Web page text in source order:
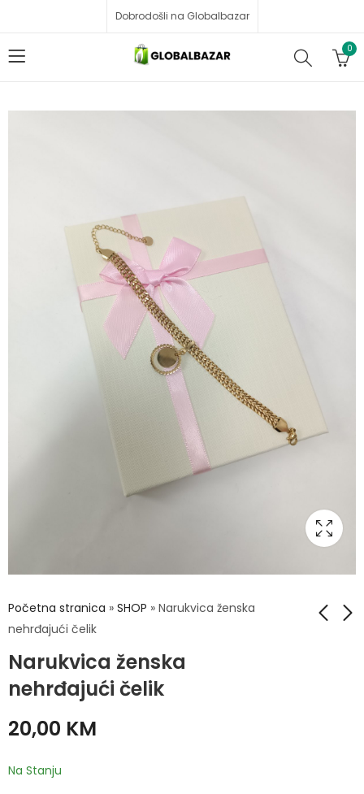
Dobrodošli na Globalbazar
0
Početna stranica » SHOP » Narukvica ženska
nehrđajući čelik
Narukvica ženska
nehrđajući čelik
20,00 KM
Na Stanju